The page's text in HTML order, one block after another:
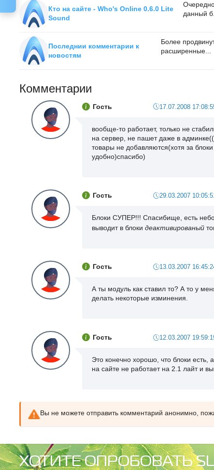
Кто на сайте - Who's Online 0.6.0 Lite
Sound
данный
Последнии комментарии к
новостям
Более
расширенные...
Комментарии
Гость 17.07.2008
вообще-то работает, только не
на сервер, не пашет даже в
товары не добавляются(хотя за
удобно)спасибо)
Гость 29.03.2007
Блоки СУПЕР!!! Спасибище, есть
выводит в блоки деактивированый
Гость 13.03.2007
А ты модуль как ставил то? А то у
делать некоторые изминения.
Гость 12.03.2007
Это конечно хорошо, что блоки есть,
на сайте не работает на 2.1 лайт и
Вы не можете отправить комментарий анонимно,
ХОТИТЕ ОПРОБОВАТЬ